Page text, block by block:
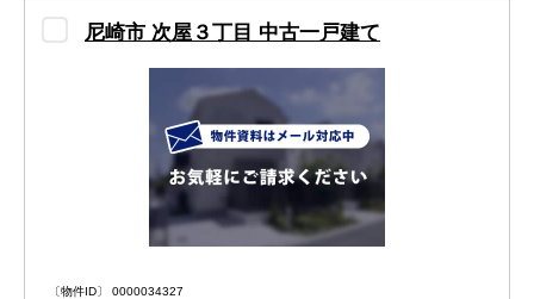
尼崎市 次屋３丁目 中古一戸建て
〔物件ID〕 0000034327